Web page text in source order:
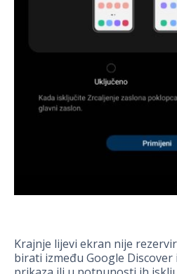
Krajnje lijevi ekran nije
birati između Google Discover i